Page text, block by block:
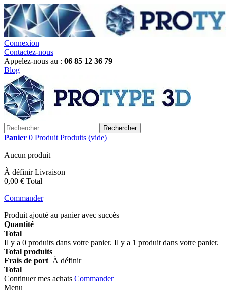
Connexion
Contactez-nous
Appelez-nous au : 06 85 12 36 79
Blog
Rechercher
Panier 0 Produit Produits (vide)
Aucun produit
À définir Livraison
0,00 € Total
Commander
Produit ajouté au panier avec succès
Quantité
Total
Il y a 0 produits dans votre panier. Il y a 1 produit dans votre panier.
Total produits
Frais de port À définir
Total
Continuer mes achats Commander
Menu